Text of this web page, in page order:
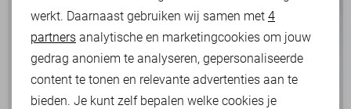
Analytische cookies
Marketing cookies
werkt. Daarnaast gebruiken wij samen met 4
partners analytische en marketingcookies om jouw
gedrag anoniem te analyseren, gepersonaliseerde
content te tonen en relevante advertenties aan te
bieden. Je kunt zelf bepalen welke cookies je